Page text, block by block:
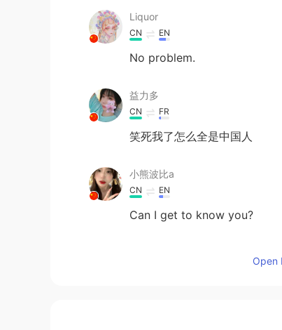
Liquor
CN EN
No problem.
益力多
CN FR
笑死我了怎么全是中国人
小熊波比a
CN EN
Can I get to know you?
Open